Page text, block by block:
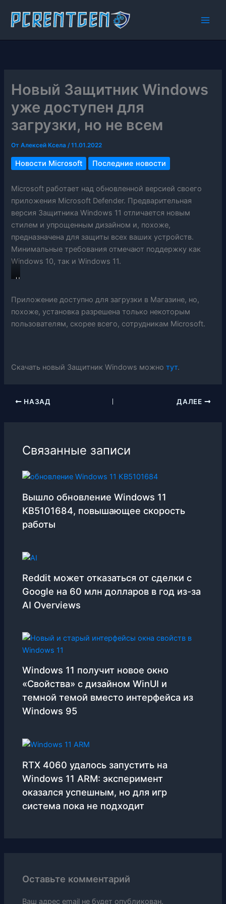
содержимому
Новый Защитник Windows
уже доступен для
загрузки, но не всем
ОтАлексей Ксела/11.01.2022
Новости Microsoft Последние новости
Microsoft работает над обновленной версией своего
приложения Microsoft Defender. Предварительная
версия Защитника Windows 11 отличается новым
стилем и упрощенным дизайном и, похоже,
предназначена для защиты всех ваших устройств.
Минимальные требования отмечают поддержку как
Windows 10, так и Windows 11.
Н
в
З
т
W
Приложение доступно для загрузки в Магазине, но,
похоже, установка разрешена только некоторым
пользователям, скорее всего, сотрудникам Microsoft.
Скачать новый Защитник Windows можнотут.
НАЗАД ДАЛЕЕ
Связанные записи
Вышло обновление Windows 11
KB5101684, повышающее скорость
работы
Reddit может отказаться от сделки с
Google на 60 млн долларов в год из-за
AI Overviews
Windows 11 получит новое окно
«Свойства» с дизайном WinUI и
темной темой вместо интерфейса из
Windows 95
RTX 4060 удалось запустить на
Windows 11 ARM: эксперимент
оказался успешным, но для игр
система пока не подходит
Оставьте комментарий
Ваш адрес email не будет опубликован.